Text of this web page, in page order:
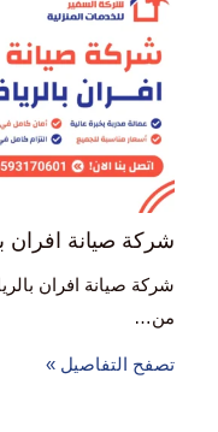
شركة صيانة افران
شركة صيانة افران
من…
تصفح التفاصيل »